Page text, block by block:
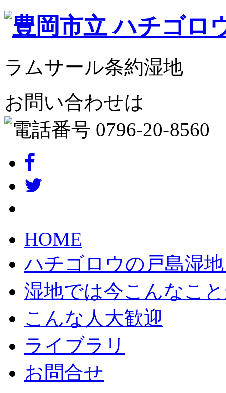
ラムサール条約湿地
お問い合わせは
HOME
ハチゴロウの戸島湿
湿地では今こんなこ
こんな人大歓迎
ライブラリ
お問合せ